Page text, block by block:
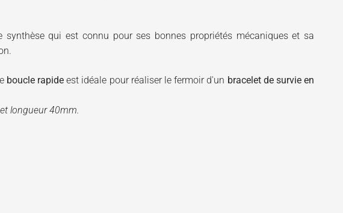
synthèse qui est connu pour ses bonnes propriétés mécaniques et sa
boucle rapide est idéale pour réaliser le fermoir d'un bracelet de survie en
longueur 40mm.